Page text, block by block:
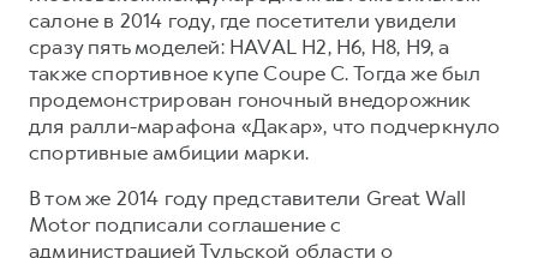
салоне в 2014 году, где посетители увидели
сразу пять моделей: HAVAL H2, H6, H8, H9, а
также спортивное купе Coupe C. Тогда же был
продемонстрирован гоночный внедорожник
для ралли-марафона «Дакар», что подчеркнуло
спортивные амбиции марки.
В том же 2014 году представители Great Wall
Motor подписали соглашение с
администрацией Тульской области о